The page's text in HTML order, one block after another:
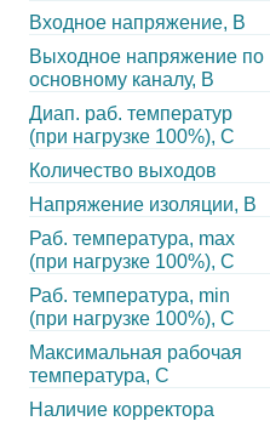
Входное напряжение, В
Выходное напряжение по
основному каналу, В
Диап. раб. температур
(при нагрузке 100%), C
Количество выходов
Напряжение изоляции, В
Раб. температура, max
(при нагрузке 100%), C
Раб. температура, min
(при нагрузке 100%), C
Максимальная рабочая
температура, C
Наличие корректора